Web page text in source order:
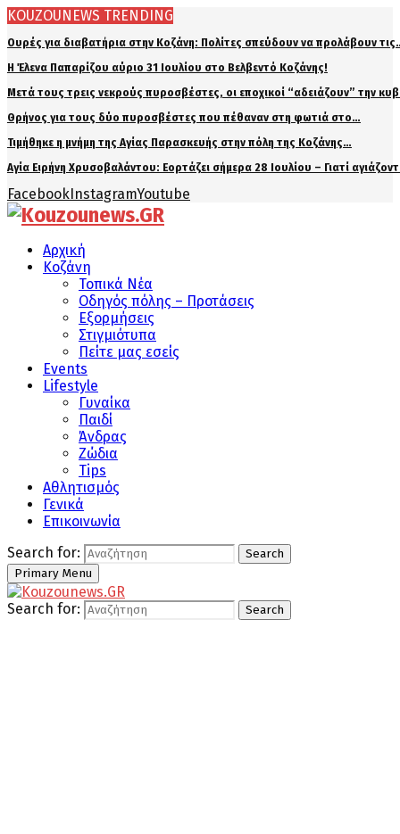
KOUZOUNEWS TRENDING
Ουρές για διαβατήρια στην Κοζάνη: Πολίτες σπεύδουν να προλάβουν
Η Έλενα Παπαρίζου αύριο 31 Ιουλίου στο Βελβεντό Κοζάνης!
Μετά τους τρεις νεκρούς πυροσβέστες, οι εποχικοί “αδειάζουν” την
Θρήνος για τους δύο πυροσβέστες που πέθαναν στη φωτιά στο…
Τιμήθηκε η μνήμη της Αγίας Παρασκευής στην πόλη της Κοζάνης…
Αγία Ειρήνη Χρυσοβαλάντου: Εορτάζει σήμερα 28 Ιουλίου – Γιατί
FacebookInstagramYoutube
Αρχική
Κοζάνη
Τοπικά Νέα
Οδηγός πόλης – Προτάσεις
Εξορμήσεις
Στιγμιότυπα
Πείτε μας εσείς
Events
Lifestyle
Γυναίκα
Παιδί
Άνδρας
Ζώδια
Tips
Αθλητισμός
Γενικά
Επικοινωνία
Search for:
Search
Primary Menu
Search for: Search